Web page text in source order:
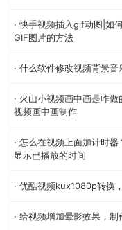
· 快手视频插入gif动图|如
GIF图片的方法
· 什么软件修改视频背景
· 火山小视频画中画是咋
视频画中画制作
· 怎么在视频上面加计时
显示已播放的时间
· 优酷视频kux1080p转换
· 给视频增加晕影效果，